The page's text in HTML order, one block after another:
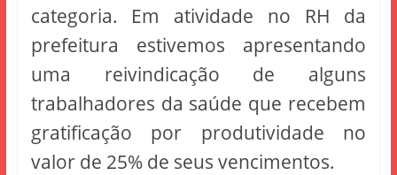
categoria. Em atividade no RH da
prefeitura estivemos apresentando
uma reivindicação de alguns
trabalhadores da saúde que recebem
gratificação por produtividade no
valor de 25% de seus vencimentos.